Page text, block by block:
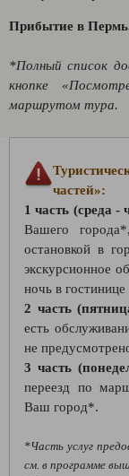
Прибытие в
*Полный список
кнопке
маршрутом тура.
частей»:
1 часть (среда -
Вашего
остановкой в
экскурсионное
ночь в
2 часть
есть
не
3 часть
переезд по
Ваш город*.
*Часть услуг
см. в программе